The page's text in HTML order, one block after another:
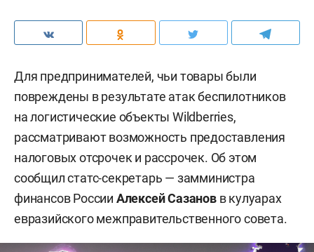
Для предпринимателей, чьи товары были
повреждены в результате атак беспилотников
на логистические объекты Wildberries,
рассматривают возможность предоставления
налоговых отсрочек и рассрочек. Об этом
сообщил статс-секретарь — замминистра
финансов России Алексей Сазановв кулуарах
евразийского межправительственного совета.